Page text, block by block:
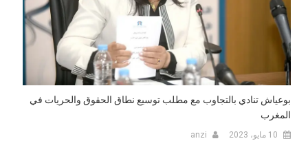
بوعياش تنادي بالتجاوب مع مطلب توسيع نطاق الحقوق والحريات في
المغرب
10 مايو، 2023 anzi